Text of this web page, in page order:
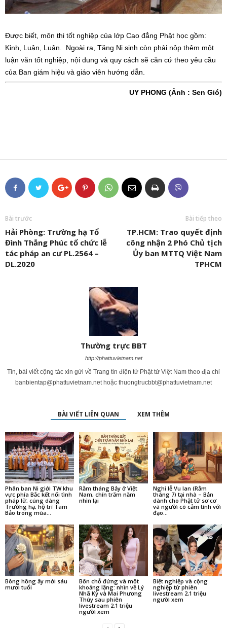
Được biết, môn thi tốt nghiệp của lớp Cao đẳng Phật học gồm:
Kinh, Luận, Luận. Ngoài ra, Tăng Ni sinh còn phải nộp thêm một
luận văn tốt nghiệp, nội dung và quy cách sẽ căn cứ theo yêu cầu
của Ban giám hiệu và giáo viên hướng dẫn.
UY PHONG (Ảnh : Sen Gió)
Bài trước
Hải Phòng: Trường hạ Tổ
Đình Thắng Phúc tổ chức lễ
tác pháp an cư PL.2564 –
DL.2020
Bài tiếp theo
TP.HCM: Trao quyết định
công nhận 2 Phó Chủ tịch
Ủy ban MTTQ Việt Nam
TPHCM
Thường trực BBT
http://phattuvietnam.net
Tin, bài viết cộng tác xin gửi về Trang tin điện tử Phật tử Việt Nam theo địa chỉ
banbientap@phattuvietnam.net hoặc thuongtrucbbt@phattuvietnam.net
BÀI VIẾT LIÊN QUAN XEM THÊM
Phân ban Ni giới TW khu
vực phía Bắc kết nối tình
pháp lữ, cúng dàng
Trường hạ, hộ trì Tam
Bảo trong mùa...
Rằm tháng Bảy ở Việt
Nam, chín trăm năm
nhìn lại
Nghi lễ Vu lan (Rằm
tháng 7) tại nhà – Bản
dành cho Phật tử sơ cơ
và người có cảm tình với
đạo...
Bông hồng ấy mới sáu
mươi tuổi
Bốn chỗ đứng và một
khoảng lặng: nhìn về Lý
Nhã Kỳ và Mai Phương
Thúy sau phiên
livestream 2,1 triệu
người xem
Biệt nghiệp và cộng
nghiệp từ phiên
livestream 2,1 triệu
người xem